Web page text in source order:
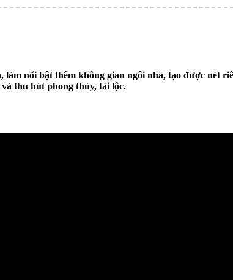
nổi bật thêm không gian ngôi nhà, tạo được nét
thu hút phong thủy, tài lộc.